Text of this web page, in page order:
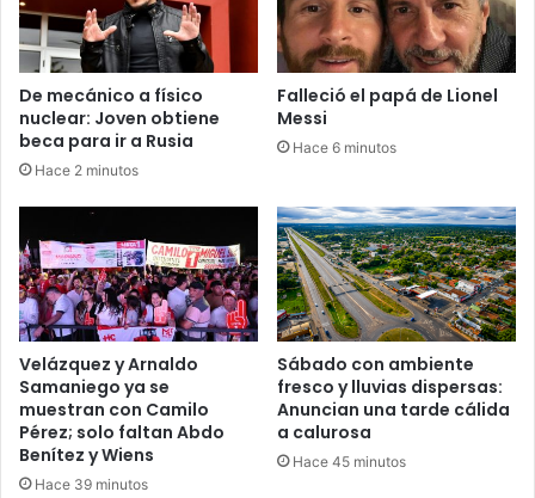
De mecánico a físico
nuclear: Joven obtiene
beca para ir a Rusia
Hace 2 minutos
Falleció el papá de Lionel
Messi
Hace 6 minutos
Velázquez y Arnaldo
Samaniego ya se
muestran con Camilo
Pérez; solo faltan Abdo
Benítez y Wiens
Hace 39 minutos
Sábado con ambiente
fresco y lluvias dispersas:
Anuncian una tarde cálida
a calurosa
Hace 45 minutos